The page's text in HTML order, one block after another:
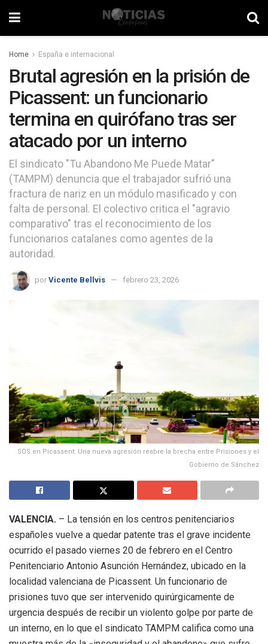
Home España e internacional
Brutal agresión en la prisión de
Picassent: un funcionario
termina en quirófano tras ser
atacado por un interno
El sindicato "Tu Abandono Me Puede Matar"
(TAMPM) denuncia que el trabajador sufrió una
fractura de nariz en un módulo masificado y con
falta de personal. El colectivo critica el "agravio
comparativo" tras el reconocimiento de los
funcionarios catalanes como agentes de la
autoridad.
por Vicente Bellvis febrero 23, 2026
SOS en Picassent: Una nueva agresión reabre la brecha entre Prisiones y el
Gobierno de Sánchez
VALENCIA. – La tensión en los centros penitenciarios
españoles vuelve a quedar patente tras el grave incidente
ocurrido el pasado viernes 20 de febrero en el Centro
Penitenciario Antonio Asunción Hernández, ubicado en la
localidad valenciana de Picassent. Un funcionario de
prisiones tuvo que ser intervenido quirúrgicamente de
urgencia después de recibir un violento golpe por parte de
un interno, en lo que el sindicato TAMPM califica como una